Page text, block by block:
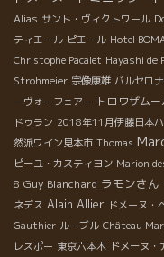
Alias サント・ヴィクトワール
ティエール ピエール Hotel
Christophe Pacalet Hayashi de
Strohmeier 宗像康雄 バルセロ
ーヴォーフェアー トロワザム
ドゥラン 2018年11月伊藤日本
然派ワイン見本市 Thomas
ピーユ・カスティヨン Marion
8 Guy Blanchard ラモンさん
ネデス Alain Allier ドメーヌ・
Gauthier ルーブル Château
レスポー 東京六本木 ドメーヌ・